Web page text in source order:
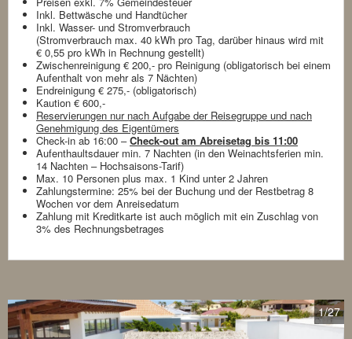
Inkl. Bettwäsche und Handtücher
Inkl. Wasser- und Stromverbrauch
(Stromverbrauch max. 40 kWh pro Tag, darüber hinaus wird mit
€ 0,55 pro kWh in Rechnung gestellt)
Zwischenreinigung € 200,- pro Reinigung (obligatorisch bei einem
Aufenthalt von mehr als 7 Nächten)
Endreinigung € 275,- (obligatorisch)
Kaution € 600,-
Reservierungen nur nach Aufgabe der Reisegruppe und nach
Genehmigung des Eigentümers
Check-in ab 16:00 –Check-out am Abreisetag bis 11:00
Aufenthaultsdauer min. 7 Nachten (in den Weinachtsferien min.
14 Nachten – Hochsaisons-Tarif)
Max. 10 Personen plus max. 1 Kind unter 2 Jahren
Zahlungstermine: 25% bei der Buchung und der Restbetrag 8
Wochen vor dem Anreisedatum
Zahlung mit Kreditkarte ist auch möglich mit ein Zuschlag von
3% des Rechnungsbetrages
1/27